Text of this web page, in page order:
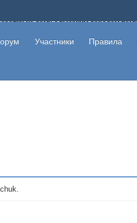
на дому с высоким доходом
пользователи не попались на
ссылками и первая прибыль не
Участники Правила